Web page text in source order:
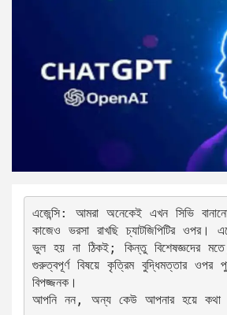
এজেন্সি: আমরা অনেকেই এখন সিভি
কাজেও ভরসা রাখছি চ্যাটজিপিটির ওপর।
ভুল হয় না ঠিকই; কিন্তু বিশেষজ্ঞদের
গুরুত্বপূর্ণ বিষয়ে কৃত্রিম বুদ্ধিমত্তার ওপর
বিপজ্জনক।
আপনি নন, অন্য কেউ আপনার হয়ে কথা